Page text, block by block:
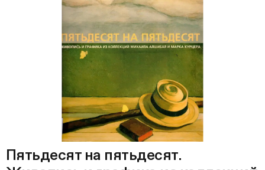
Пятьдесят на пятьдесят.